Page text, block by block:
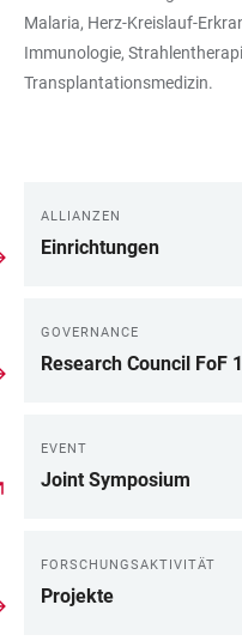
Malaria, Herz-Kreislauf-
Immunologie,
Transplantationsmedizin.
LINKS
ALLIANZEN
Einrichtungen
GOVERNANCE
Research Council FoF 1
EVENT
Joint Symposium
FORSCHUNGSAKTIVITÄT
Projekte